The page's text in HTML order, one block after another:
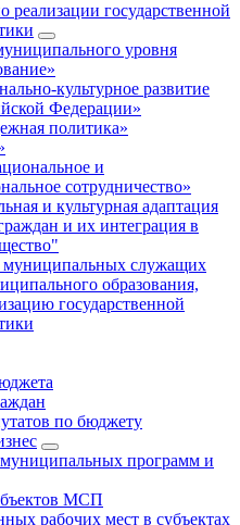
реализации государственной
уровня
культурное развитие
Федерации»
политика»
и
сотрудничество»
и культурная адаптация
и их интеграция в
муниципальных служащих
образования,
государственной
по бюджету
программ и
МСП
рабочих мест в субъектах